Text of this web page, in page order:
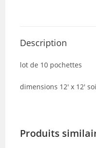
Description
lot de 10 pochettes
dimensions 12′ x 12′
Produits